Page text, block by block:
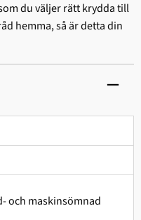
du väljer rätt krydda till
hemma, så är detta din
och maskinsömnad